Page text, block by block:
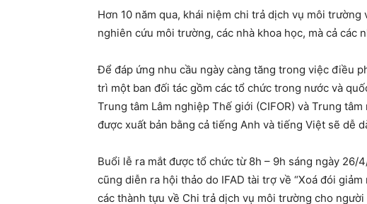
Hơn 10 năm qua, khái niệm chi trả dịch vụ môi
nghiên cứu môi trường, các nhà khoa học, mà cả
Để đáp ứng nhu cầu ngày càng tăng trong việc điều
trì một ban đối tác gồm các tổ chức trong nước và
Trung tâm Lâm nghiệp Thế giới (CIFOR) và Trung
được xuất bản bằng cả tiếng Anh và tiếng Việt sẽ dễ
Buổi lễ ra mắt được tổ chức từ 8h – 9h sáng ngày 26/
cũng diễn ra hội thảo do IFAD tài trợ về “Xoá đói
các thành tựu về Chi trả dịch vụ môi trường cho